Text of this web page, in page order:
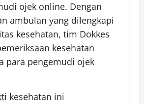
ojek online. Dengan
ambulan yang dilengkapi
kesehatan, tim Dokkes
kesehatan
para pengemudi ojek
kesehatan ini